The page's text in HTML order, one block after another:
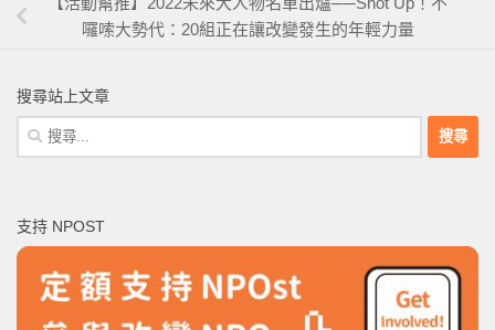
囉嗦大勢代：20組正在讓改變發生的年輕力量
搜尋站上文章
搜
尋
字:
支持 NPOST